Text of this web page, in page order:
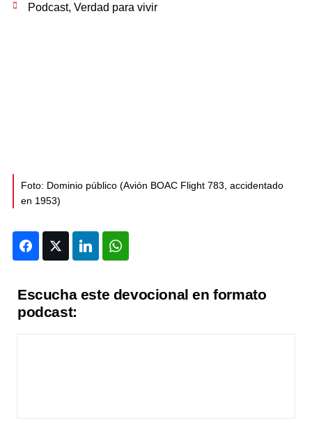
Podcast, Verdad para vivir
Foto: Dominio público (Avión BOAC Flight 783, accidentado
en 1953)
FacebookTwitter LinkedIn
Escucha este devocional en formato
podcast: